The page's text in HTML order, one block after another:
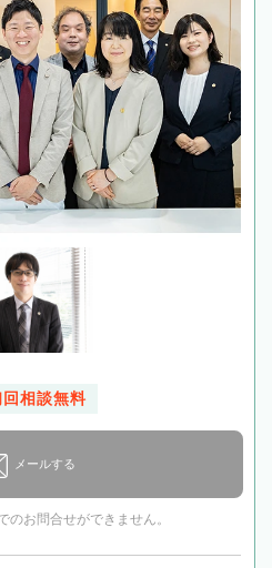
回相談無料
メールする
のお問合せができません。